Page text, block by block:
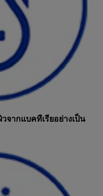
ากแบคทีเรียอย่างเป็น